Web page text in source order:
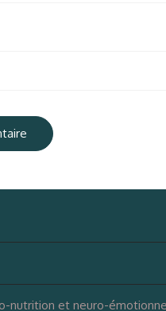
nutrition et neuro-